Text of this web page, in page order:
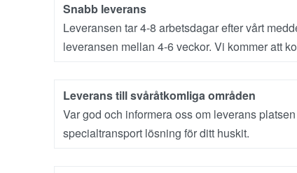
Snabb leverans
Leveransen tar 4-8 arbetsdagar efter vårt
leveransen mellan 4-6 veckor. Vi kommer att
Leverans till svåråtkomliga områden
Var god och informera oss om leverans
specialtransport lösning för ditt huskit.